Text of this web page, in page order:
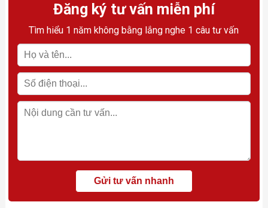
Đăng ký tư vấn miễn phí
Tìm hiểu 1 năm không bằng lắng nghe 1 câu tư vấn